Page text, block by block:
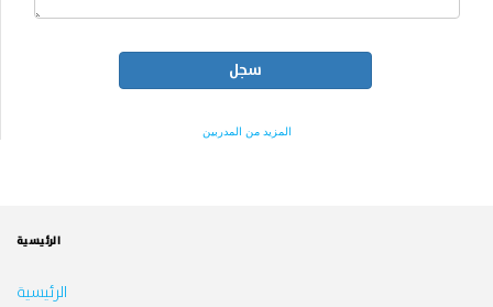
المزيد من المدربين
الرئيسية
الرئيسية